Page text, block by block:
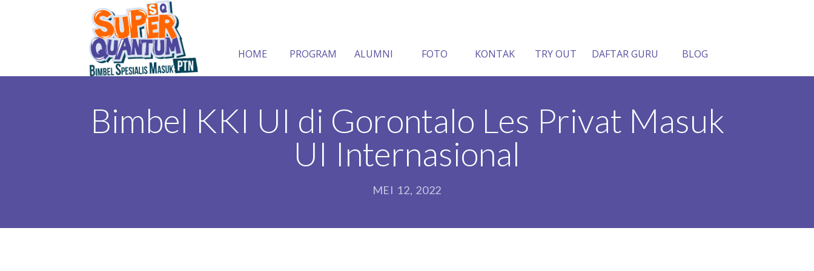
HOME PROGRAM ALUMNI FOTO KONTAK TRY OUT DAFTAR GURU BLOG
Bimbel KKI UI di Gorontalo Les Privat Masuk
UI Internasional
MEI 12, 2022